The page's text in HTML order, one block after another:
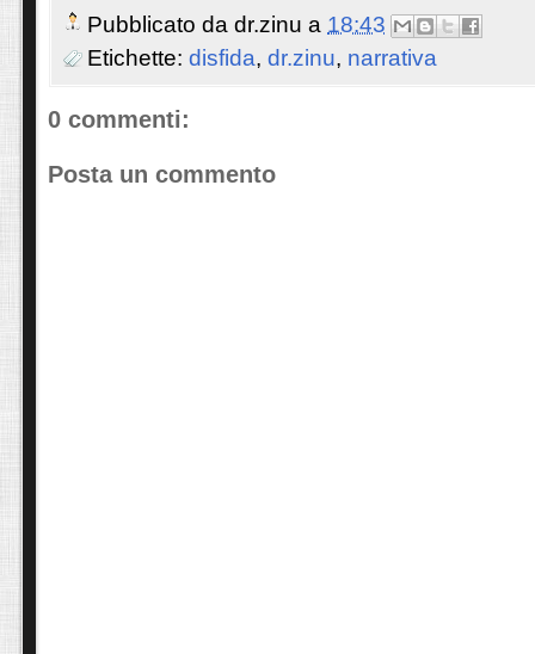
Pubblicato da dr.zinu a 18:43
Etichette: disfida, dr.zinu, narrativa
0 commenti:
Posta un commento